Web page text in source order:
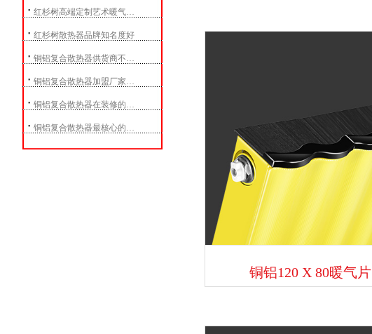
· 红杉树高端定制艺术暖气…
· 红杉树散热器品牌知名度好
· 铜铝复合散热器供货商不…
· 铜铝复合散热器加盟厂家…
· 铜铝复合散热器在装修的…
· 铜铝复合散热器最核心的…
铜铝120 X 80暖气片